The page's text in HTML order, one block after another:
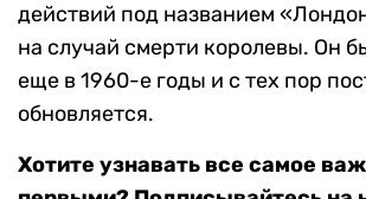
действий под названием
на случай смерти королевы. Он
еще в 1960-е годы и с тех пор
обновляется.
Хотите узнавать все самое